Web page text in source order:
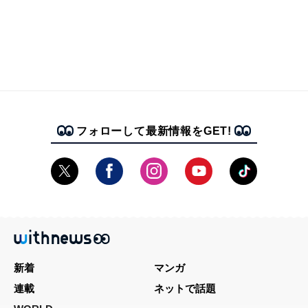
フォローして最新情報をGET!
新着
マンガ
連載
ネットで話題